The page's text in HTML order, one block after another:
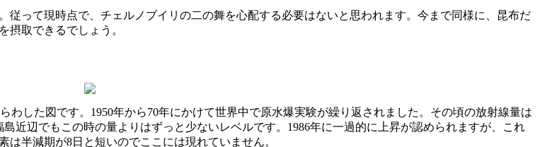
従って現時点で、チェルノブイリの二の舞を心配する必要はないと思われます。今まで同様に、昆布だ
摂取できるでしょう。
わした図です。1950年から70年にかけて世界中で原水爆実験が繰り返されました。その頃の放射線量は
近辺でもこの時の量よりはずっと少ないレベルです。1986年に一過的に上昇が認められますが、これ
半減期が8日と短いのでここには現れていません。